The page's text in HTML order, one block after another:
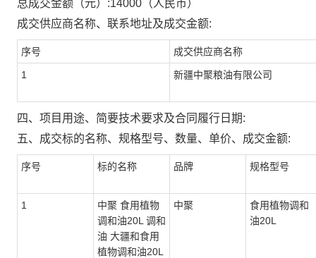
总成交金额（元）:14000 （人民币）
成交供应商名称、联系地址及成交金额:
序号 成交供应商名称
1 新疆中聚粮油有限公司
四、项目用途、简要技术要求及合同履行日期:
五、成交标的名称、规格型号、数量、单价、成交金额:
序号 标的名称 品牌 规格型号
1
中聚 食用植物
调和油20L 调和
油 大疆和食用
植物调和油20L
中聚
食用植物调和
油20L